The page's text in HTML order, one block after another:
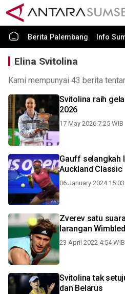
Berita Palembang Info
Elina Svitolina
Kami mempunyai 43 berita
Svitolina raih
2026
17 May 2026 7:25 WIB
Gauff selangkah
Auckland Classic
06 January 2024
Zverev satu
larangan
23 April 2022 4:54
Svitolina tak
dan Belarus